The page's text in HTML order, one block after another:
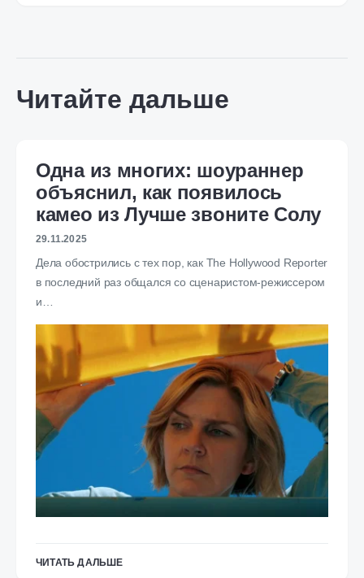
Читайте дальше
Одна из многих: шоураннер
объяснил, как появилось
камео из Лучше звоните Солу
29.11.2025
Дела обострились с тех пор, как The Hollywood Reporter
в последний раз общался со сценаристом-режиссером
и…
ЧИТАТЬ ДАЛЬШЕ